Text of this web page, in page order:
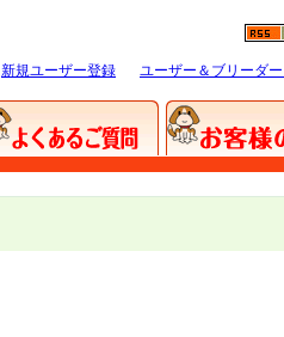
新規ユーザー登録 ユーザー＆ブリーダ